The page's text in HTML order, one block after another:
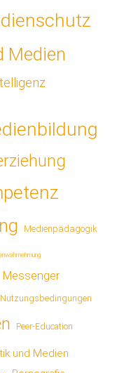
Medien
Medienpädagogik
Messenger
Nutzungsbedingungen
Peer-Education
und Medien